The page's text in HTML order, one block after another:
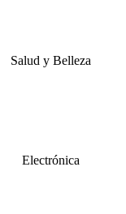
Salud y Belleza
Electrónica